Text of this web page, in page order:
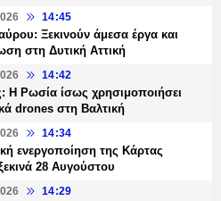
14:45
Ξεκινούν άμεσα έργα και
στη Δυτική Αττική
14:42
Η Ρωσία ίσως χρησιμοποιήσει
drones στη Βαλτική
14:34
ενεργοποίηση της Κάρτας
28 Αυγούστου
14:29